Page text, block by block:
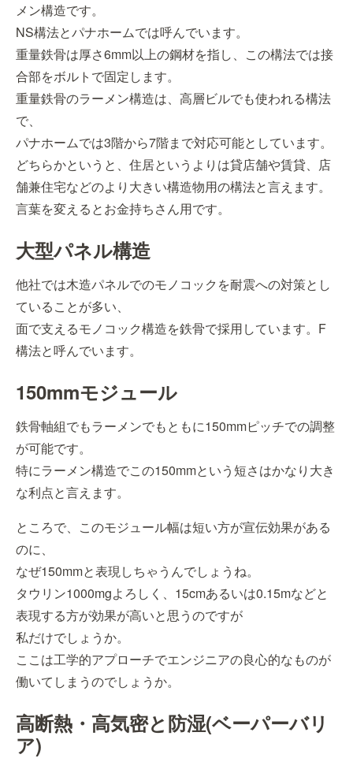
メン構造です。
NS構法とパナホームでは呼んでいます。
重量鉄骨は厚さ6mm以上の鋼材を指し、この構法では接
合部をボルトで固定します。
重量鉄骨のラーメン構造は、高層ビルでも使われる構法
で、
パナホームでは3階から7階まで対応可能としています。
どちらかというと、住居というよりは貸店舗や賃貸、店
舗兼住宅などのより大きい構造物用の構法と言えます。
言葉を変えるとお金持ちさん用です。
大型パネル構造
他社では木造パネルでのモノコックを耐震への対策とし
ていることが多い、
面で支えるモノコック構造を鉄骨で採用しています。F
構法と呼んでいます。
150mmモジュール
鉄骨軸組でもラーメンでもともに150mmピッチでの調整
が可能です。
特にラーメン構造でこの150mmという短さはかなり大き
な利点と言えます。
ところで、このモジュール幅は短い方が宣伝効果がある
のに、
なぜ150mmと表現しちゃうんでしょうね。
タウリン1000mgよろしく、15cmあるいは0.15mなどと
表現する方が効果が高いと思うのですが
私だけでしょうか。
ここは工学的アプローチでエンジニアの良心的なものが
働いてしまうのでしょうか。
高断熱・高気密と防湿(ベーパーバリ
ア)